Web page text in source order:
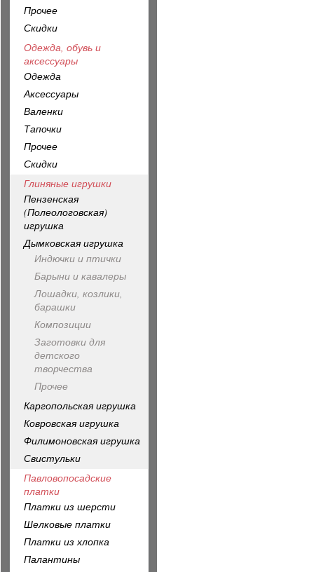
Прочее
Скидки
Одежда, обувь и
аксессуары
Одежда
Аксессуары
Валенки
Тапочки
Прочее
Скидки
Глиняные игрушки
Пензенская
(Полеологовская)
игрушка
Дымковская игрушка
Индючки и птички
Барыни и кавалеры
Лошадки, козлики,
барашки
Композиции
Заготовки для
детского
творчества
Прочее
Каргопольская игрушка
Ковровская игрушка
Филимоновская игрушка
Свистульки
Павловопосадские
платки
Платки из шерсти
Шелковые платки
Платки из хлопка
Палантины